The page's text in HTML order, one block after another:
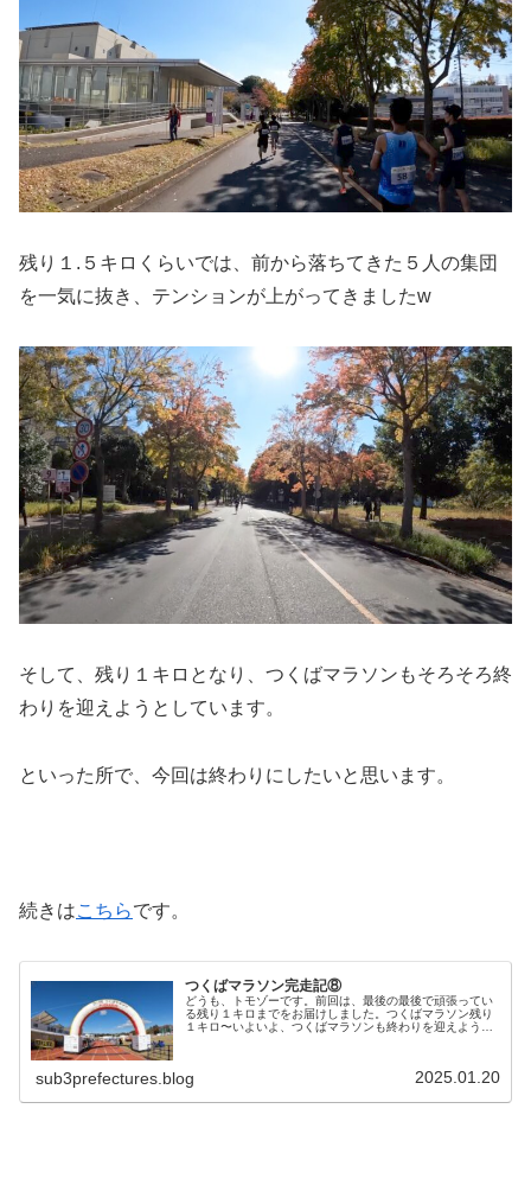
残り１.５キロくらいでは、前から落ちてきた５人の集団
を一気に抜き、テンションが上がってきましたw
そして、残り１キロとなり、つくばマラソンもそろそろ終
わりを迎えようとしています。
といった所で、今回は終わりにしたいと思います。
続きはこちらです。
つくばマラソン完走記⑧
どうも、トモゾーです。前回は、最後の最後で頑張ってい
る残り１キロまでをお届けしました。つくばマラソン残り
１キロ〜いよいよ、つくばマラソンも終わりを迎えようと
sub3prefectures.blog 2025.01.20